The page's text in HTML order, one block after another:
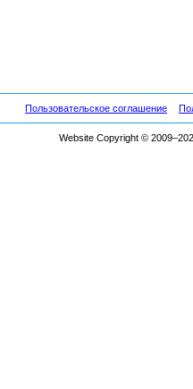
Пользовательское соглашение
Website Copyright ©